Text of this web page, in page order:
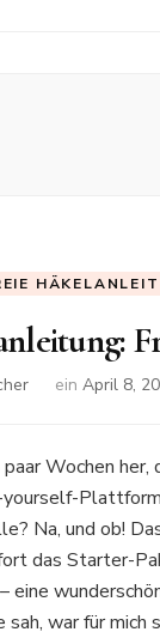
ein April 8,
Wochen
Na, und ob!
das Starter-
eine
war für mich